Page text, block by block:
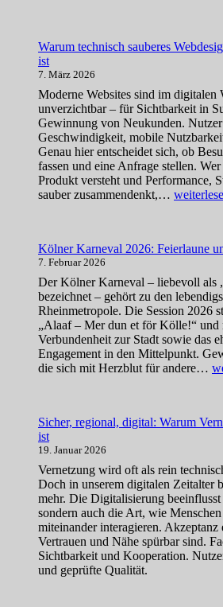
Warum technisch sauberes
ist
7. März 2026
Moderne Websites sind im digitalen
unverzichtbar – für Sichtbarkeit in
Gewinnung von Neukunden.
Geschwindigkeit, mobile
Genau hier entscheidet sich, ob
fassen und eine Anfrage stellen.
Produkt versteht und Performance,
sauber zusammendenkt,… Warum
zur
geworden
ist
Kölner Karneval 2026: Feierlaune
7. Februar 2026
Der Kölner Karneval – liebevoll als
bezeichnet – gehört zu den
Rheinmetropole. Die Session 2026
„Alaaf – Mer dun et för Kölle!“ und
Verbundenheit zur Stadt sowie das
Engagement in den Mittelpunkt.
die sich mit Herzblut für andere…
Sicher, regional, digital: Warum
ist
19. Januar 2026
Vernetzung wird oft als rein
Doch in unserem digitalen Zeitalter
mehr. Die Digitalisierung beeinflusst
sondern auch die Art, wie
miteinander interagieren. Akzeptanz
Vertrauen und Nähe spürbar sind.
Sichtbarkeit und Kooperation.
und geprüfte Qualität.